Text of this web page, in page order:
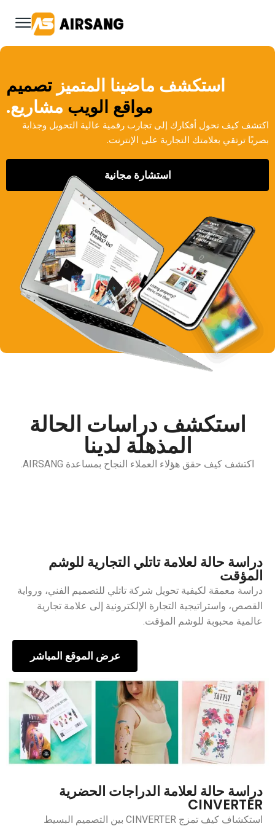
استكشف ماضينا المتميز تصميم
مواقع الويب مشاريع.
اكتشف كيف نحول أفكارك إلى تجارب رقمية عالية التحويل وجذابة
بصريًا ترتقي بعلامتك التجارية على الإنترنت.
استشارة مجانية
استكشف دراسات الحالة
المذهلة لدينا
اكتشف كيف حقق هؤلاء العملاء النجاح بمساعدة AIRSANG.
دراسة حالة لعلامة تاتلي التجارية للوشم
المؤقت
دراسة معمقة لكيفية تحويل شركة تاتلي للتصميم الفني، ورواية
القصص، واستراتيجية التجارة الإلكترونية إلى علامة تجارية
عالمية محبوبة للوشم المؤقت.
عرض الموقع المباشر
دراسة حالة لعلامة الدراجات الحضرية
CINVERTER
استكشاف كيف تمزج CINVERTER بين التصميم البسيط